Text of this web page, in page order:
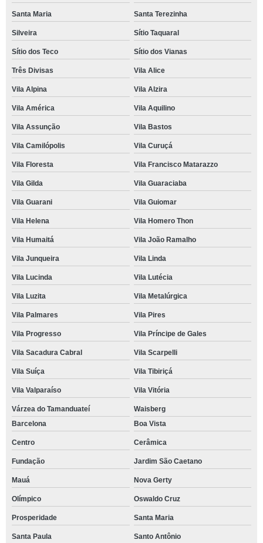
Santa Maria Santa Terezinha
Silveira Sítio Taquaral
Sítio dos Teco Sítio dos Vianas
Três Divisas Vila Alice
Vila Alpina Vila Alzira
Vila América Vila Aquilino
Vila Assunção Vila Bastos
Vila Camilópolis Vila Curuçá
Vila Floresta Vila Francisco Matarazzo
Vila Gilda Vila Guaraciaba
Vila Guarani Vila Guiomar
Vila Helena Vila Homero Thon
Vila Humaitá Vila João Ramalho
Vila Junqueira Vila Linda
Vila Lucinda Vila Lutécia
Vila Luzita Vila Metalúrgica
Vila Palmares Vila Pires
Vila Progresso Vila Príncipe de Gales
Vila Sacadura Cabral Vila Scarpelli
Vila Suíça Vila Tibiriçá
Vila Valparaíso Vila Vitória
Várzea do Tamanduateí
Waisberg
Barcelona
Boa Vista
Centro Cerâmica
Fundação Jardim São Caetano
Mauá Nova Gerty
Olímpico Oswaldo Cruz
Prosperidade Santa Maria
Santa Paula Santo Antônio